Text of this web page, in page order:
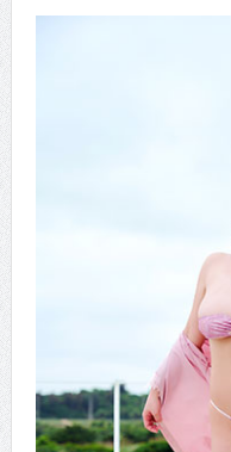
CINEMA×STYLE 288号